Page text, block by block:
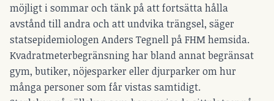
möjligt i sommar och tänk på att fortsätta hålla
avstånd till andra och att undvika trängsel, säger
statsepidemiologen Anders Tegnell på FHM hemsida.
Kvadratmeterbegränsning har bland annat begränsat
gym, butiker, nöjesparker eller djurparker om hur
många personer som får vistas samtidigt.